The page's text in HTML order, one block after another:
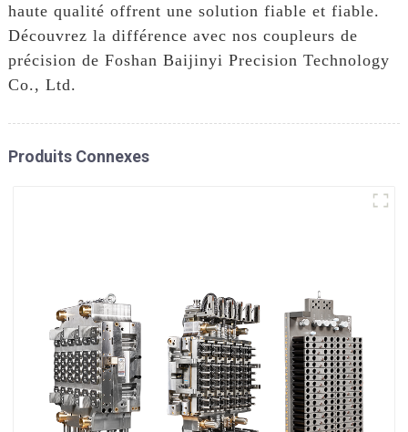
haute qualité offrent une solution fiable et fiable.
Découvrez la différence avec nos coupleurs de
précision de Foshan Baijinyi Precision Technology
Co., Ltd.
Produits Connexes